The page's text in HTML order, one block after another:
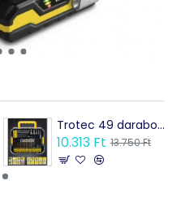
Trotec 49 darabos hatlapú fúró készlet, csavarhúzó bitek és foglalatok
10.313 Ft 13.750 Ft